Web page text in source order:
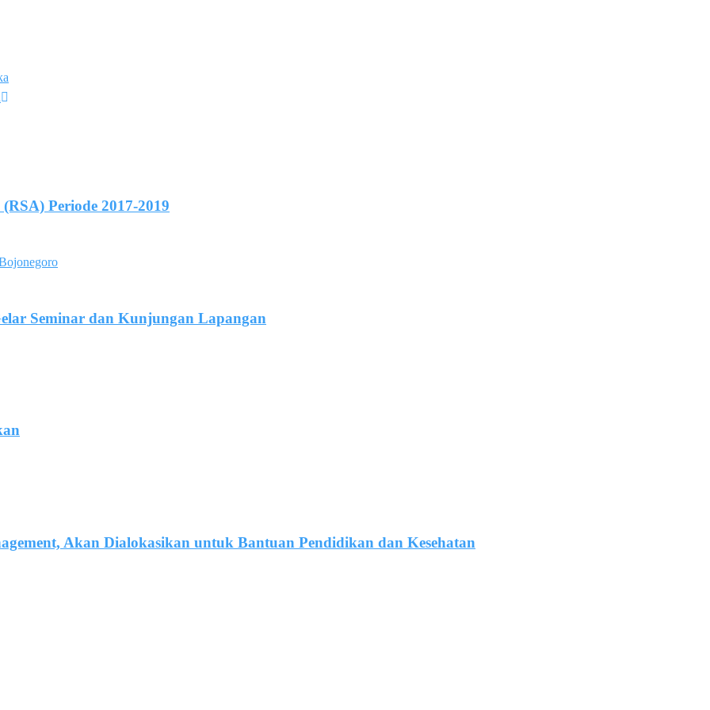
Periode 2017-2019
Seminar dan Kunjungan Lapangan
Akan Dialokasikan untuk Bantuan Pendidikan dan Kesehatan